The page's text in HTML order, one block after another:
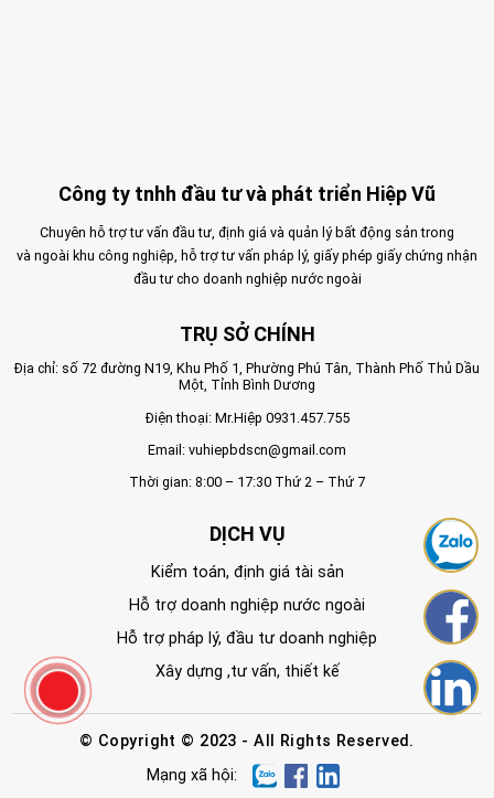
Công ty tnhh đầu tư và phát triển Hiệp Vũ
Chuyên hỗ trợ tư vấn đầu tư, định giá và quản lý bất động sản trong
và ngoài khu công nghiệp, hỗ trợ tư vấn pháp lý, giấy phép giấy chứng nhận
đầu tư cho doanh nghiệp nước ngoài
TRỤ SỞ CHÍNH
Địa chỉ: số 72 đường N19, Khu Phố 1, Phường Phú Tân, Thành Phố Thủ Dầu
Một, Tỉnh Bình Dương
Điện thoại: Mr.Hiệp 0931.457.755
Email: vuhiepbdscn@gmail.com
Thời gian: 8:00 – 17:30 Thứ 2 – Thứ 7
DỊCH VỤ
Kiểm toán, định giá tài sản
Hỗ trợ doanh nghiệp nước ngoài
Hỗ trợ pháp lý, đầu tư doanh nghiệp
Xây dựng ,tư vấn, thiết kế
© Copyright © 2023 - All Rights Reserved.
Mạng xã hội: